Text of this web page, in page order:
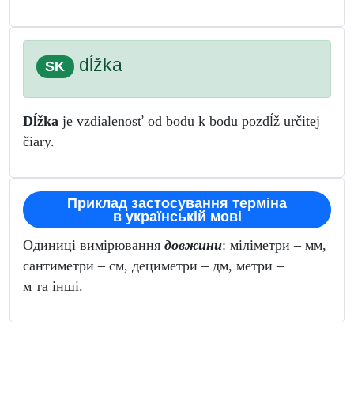
SK dĺžka
Dĺžka je vzdialenosť od bodu k bodu pozdĺž určitej
čiary.
Приклад застосування терміна
в українській мові
Одиниці вимірювання довжини: міліметри – мм,
сантиметри – см, дециметри – дм, метри –
м та інші.